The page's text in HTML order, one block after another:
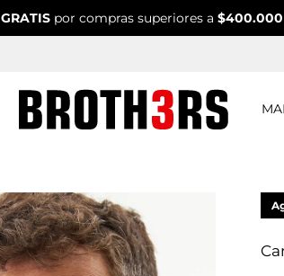
GRATISpor compras superiores a $400.000